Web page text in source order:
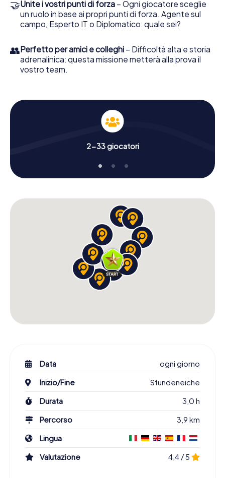
🤝Unite i vostri punti di forza – Ogni giocatore sceglie
un ruolo in base ai propri punti di forza. Agente sul
campo, Esperto IT o Diplomatico: quale sei?
👥Perfetto per amici e colleghi – Difficoltà alta e storia
adrenalinica: questa missione metterà alla prova il
vostro team.
2-33 giocatori
Data
ogni giorno
Inizio/Fine
Stundeneiche
Durata
3,0 h
Percorso
3,9 km
Lingua
Valutazione
4,4 / 5